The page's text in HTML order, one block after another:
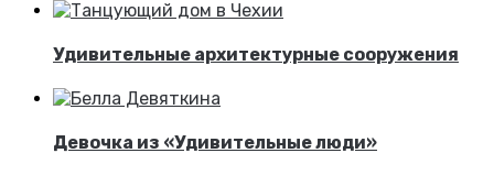
Удивительные архитектурные сооружения
Девочка из «Удивительные люди»